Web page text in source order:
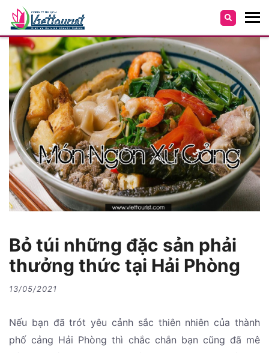
Bỏ túi những đặc sản phải
thưởng thức tại Hải Phòng
13/05/2021
Nếu bạn đã trót yêu cảnh sắc thiên nhiên của thành
phố cảng Hải Phòng thì chắc chắn bạn cũng đã mê